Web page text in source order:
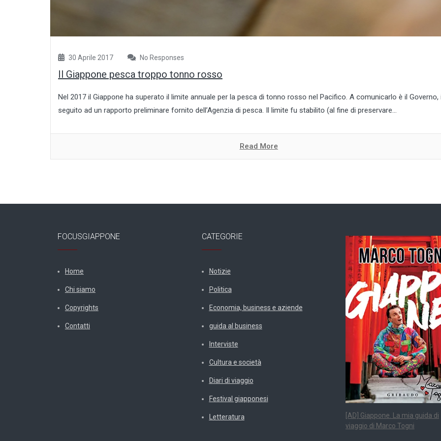
30 Aprile 2017 No Responses
Il Giappone pesca troppo tonno rosso
Nel 2017 il Giappone ha superato il limite annuale per la pesca di tonno rosso nel Pacifico. A comunicarlo è il Governo,
seguito ad un rapporto preliminare fornito dell’Agenzia di pesca. Il limite fu stabilito (al fine di preservare...
Read More
FOCUSGIAPPONE
Home
Chi siamo
Copyrights
Contatti
CATEGORIE
Notizie
Politica
Economia, business e aziende
guida al business
Interviste
Cultura e società
Diari di viaggio
Festival giapponesi
Letteratura
[AD] Giappone. La mia guida di
viaggio di Marco Togni